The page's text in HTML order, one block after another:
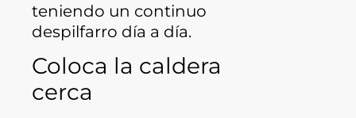
teniendo un continuo
despilfarro día a día.
Coloca la caldera
cerca